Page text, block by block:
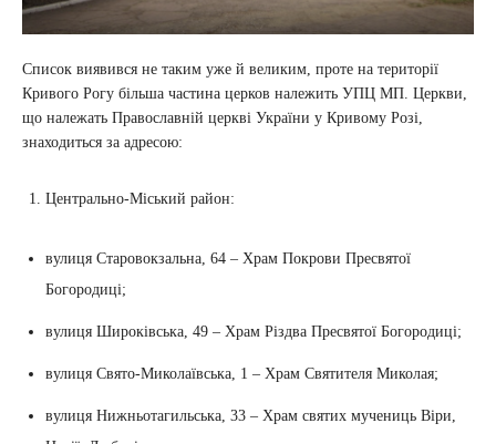
Список виявився не таким уже й великим, проте на території
Кривого Рогу більша частина церков належить УПЦ МП. Церкви,
що належать Православній церкві України у Кривому Розі,
знаходиться за адресою:
Центрально-Міський район:
вулиця Старовокзальна, 64 – Храм Покрови Пресвятої
Богородиці;
вулиця Широківська, 49 – Храм Різдва Пресвятої Богородиці;
вулиця Свято-Миколаївська, 1 – Храм Святителя Миколая;
вулиця Нижньотагильська, 33 – Храм святих мучениць Віри,